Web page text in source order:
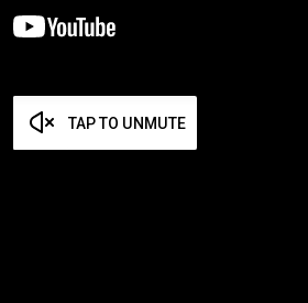
TAP TO UNMUTE